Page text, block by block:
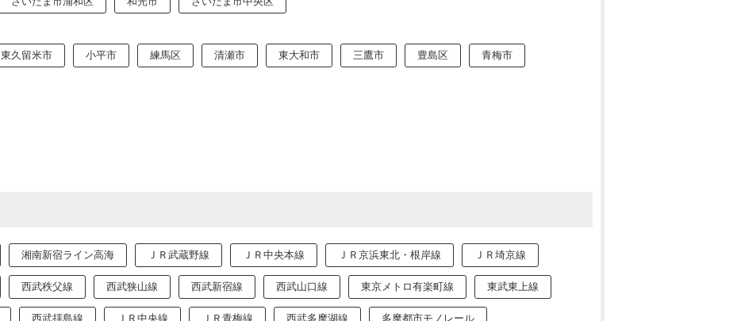
東久留米市 小平市 練馬区 清瀬市 東大和市 三鷹市 豊島区 青梅市
湘南新宿ライン高海 ＪＲ武蔵野線 ＪＲ中央本線 ＪＲ京浜東北・根岸線 ＪＲ埼京線
西武秩父線 西武狭山線 西武新宿線 西武山口線 東京メトロ有楽町線 東武東上線
西武拝島線 ＪＲ中央線 ＪＲ青梅線 西武多摩湖線 多摩都市モノレール